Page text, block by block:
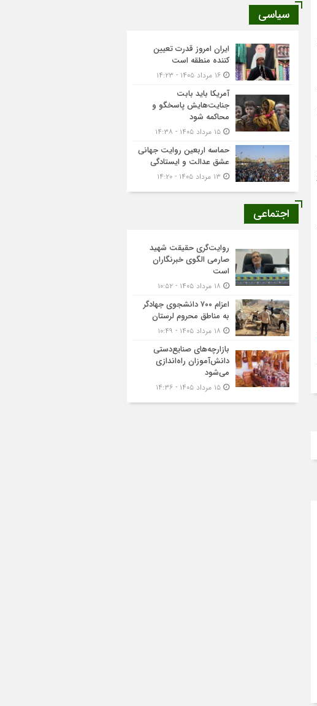
سیاسی
ایران امروز قدرت تعیین
کننده منطقه است
آمریکا باید بابت
جنایت‌هایش پاسخگو و
محاکمه شود
حماسه اربعین روایت جهانی
عشق عدالت و ایستادگی
اجتماعی
روایت‌گری حقیقت شهید
صارمی الگوی خبرنگاران
است
اعزام ۷۰۰ دانشجوی جهادگر
به مناطق محروم لرستان
بازارچه‌های صنایع‌دستی
دانش‌آموزان راه‌اندازی
می‌شود